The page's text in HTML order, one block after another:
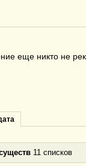
еще никто не
11 списков